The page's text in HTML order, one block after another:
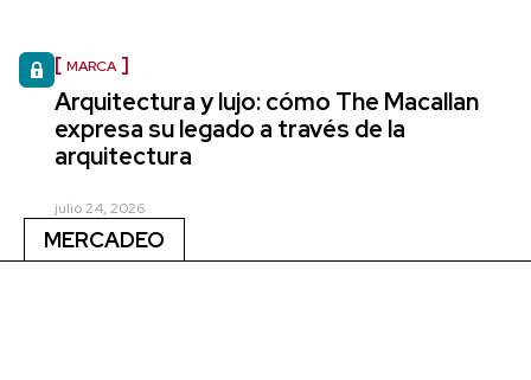
MARCA
Arquitectura y lujo: cómo The Macallan
expresa su legado a través de la
arquitectura
julio 24, 2026
MERCADEO